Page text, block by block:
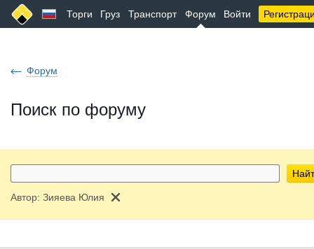
Торги Груз Транспорт Форум Войти
Форум
Поиск по форуму
Автор: Зияева Юлия